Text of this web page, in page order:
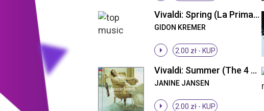
Vivaldi: Spring (La Primavera)
GIDON KREMER
2.00 zł - KUP
Vivaldi: Summer (The 4 Seasons)
JANINE JANSEN
2.00 zł - KUP